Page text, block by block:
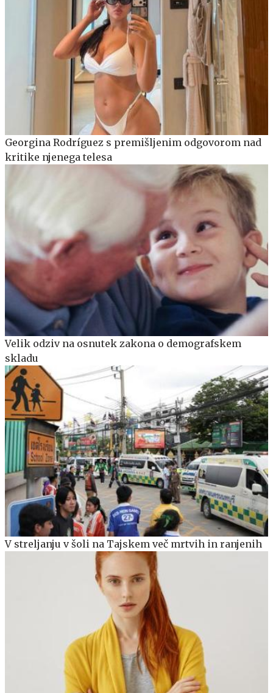
Georgina Rodríguez s premišljenim odgovorom nad
kritike njenega telesa
Velik odziv na osnutek zakona o demografskem
skladu
V streljanju v šoli na Tajskem več mrtvih in ranjenih